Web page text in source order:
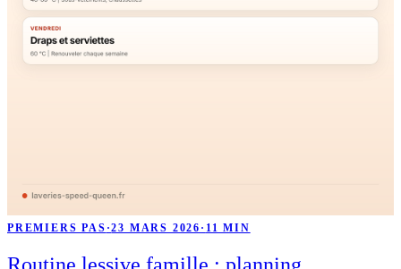
PREMIERS PAS ·23 MARS 2026 · 11 MIN